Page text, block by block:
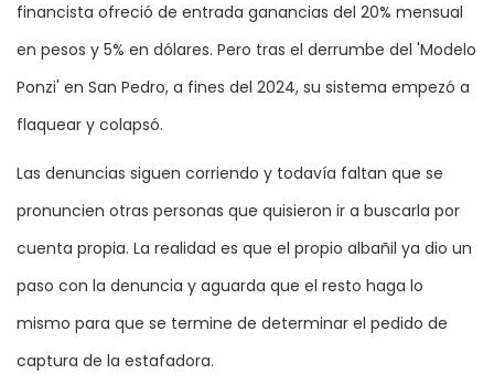
financista ofreció de entrada ganancias del 20% mensual
en pesos y 5% en dólares. Pero tras el derrumbe del 'Modelo
Ponzi' en San Pedro, a fines del 2024, su sistema empezó a
flaquear y colapsó.
Las denuncias siguen corriendo y todavía faltan que se
pronuncien otras personas que quisieron ir a buscarla por
cuenta propia. La realidad es que el propio albañil ya dio un
paso con la denuncia y aguarda que el resto haga lo
mismo para que se termine de determinar el pedido de
captura de la estafadora.